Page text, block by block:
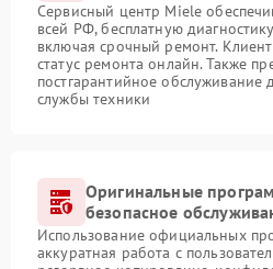
Сервисный центр Miele
всей РФ, бесплатную
включая срочный ремонт.
статус ремонта онлайн. Также
постгарантийное обслуживание
службы техники
Оригинальные
безопасное
Использование официальных
аккуратная работа с